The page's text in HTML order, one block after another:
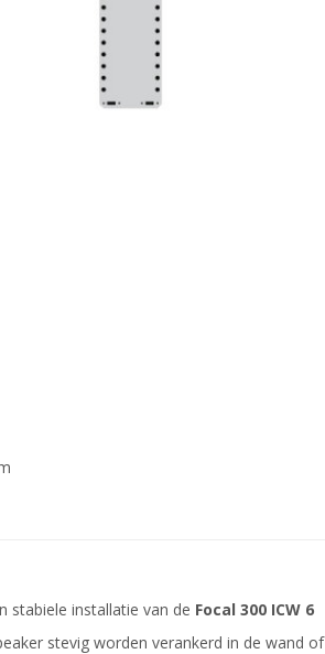
stabiele installatie van de Focal 300 ICW 6
stevig worden verankerd in de wand of